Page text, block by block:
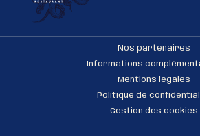
Nos partenaires
Informations
Mentions légales
Politique de
Gestion des cookies